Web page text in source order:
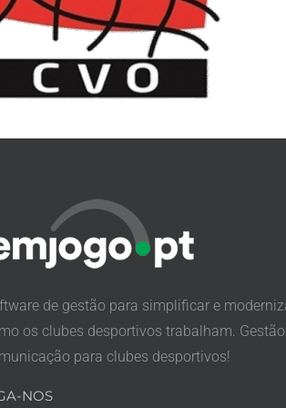
de gestão para simplificar e
os clubes desportivos trabalham.
para clubes desportivos!
NOS